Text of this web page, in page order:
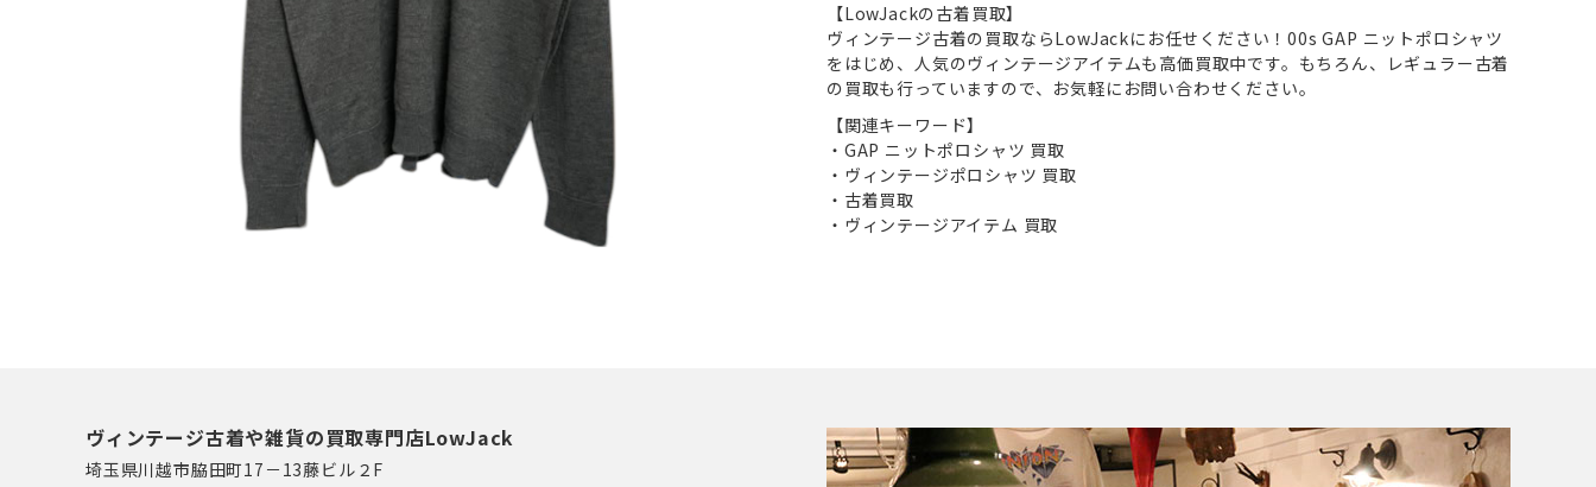
【LowJackの古着買取】
ヴィンテージ古着の買取ならLowJackにお任せください！00s GAP ニットポロシャツ
をはじめ、人気のヴィンテージアイテムも高価買取中です。もちろん、レギュラー古着
の買取も行っていますので、お気軽にお問い合わせください。
【関連キーワード】
・GAP ニットポロシャツ 買取
・ヴィンテージポロシャツ 買取
・古着買取
・ヴィンテージアイテム 買取
ヴィンテージ古着や雑貨の買取専門店LowJack
埼玉県川越市脇田町17－13藤ビル２F